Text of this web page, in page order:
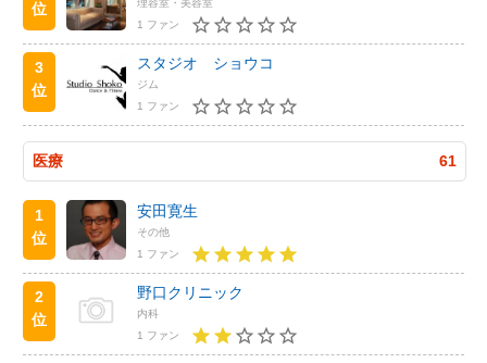
位
1 ファン
3
位
スタジオ ショウコ
ジム
1 ファン
医療 61
1
位
安田寛生
その他
1 ファン
2
位
野口クリニック
内科
1 ファン